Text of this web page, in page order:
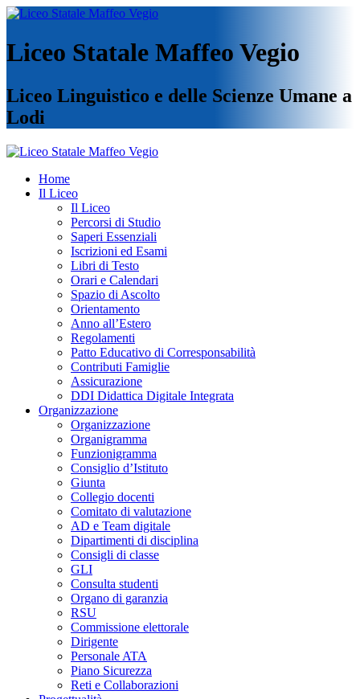
Liceo Statale Maffeo Vegio
Liceo Linguistico e delle Scienze Umane a
Lodi
Home
Il Liceo
Il Liceo
Percorsi di Studio
Saperi Essenziali
Iscrizioni ed Esami
Libri di Testo
Orari e Calendari
Spazio di Ascolto
Orientamento
Anno all’Estero
Regolamenti
Patto Educativo di Corresponsabilità
Contributi Famiglie
Assicurazione
DDI Didattica Digitale Integrata
Organizzazione
Organizzazione
Organigramma
Funzionigramma
Consiglio d’Istituto
Giunta
Collegio docenti
Comitato di valutazione
AD e Team digitale
Dipartimenti di disciplina
Consigli di classe
GLI
Consulta studenti
Organo di garanzia
RSU
Commissione elettorale
Dirigente
Personale ATA
Piano Sicurezza
Reti e Collaborazioni